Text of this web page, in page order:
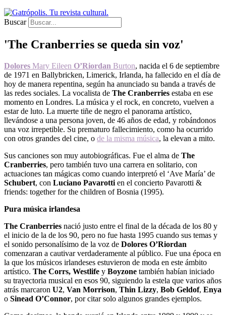
Buscar
'The Cranberries se queda sin voz'
Dolores Mary Eileen O’Riordan Burton, nacida el 6 de septiembre
de 1971 en Ballybricken, Limerick, Irlanda, ha fallecido en el día de
hoy de manera repentina, según ha anunciado su banda a través de
las redes sociales. La vocalista de The Cranberries estaba en ese
momento en Londres. La música y el rock, en concreto, vuelven a
estar de luto. La muerte tiñe de negro el panorama artístico,
llevándose a una persona joven, de 46 años de edad, y robándonos
una voz irrepetible. Su prematuro fallecimiento, como ha ocurrido
con otros grandes del cine, o de la misma música, la elevan a mito.
Sus canciones son muy autobiográficas. Fue el alma de The
Cranberries, pero también tuvo una carrera en solitario, con
actuaciones tan mágicas como cuando interpretó el ‘Ave María’ de
Schubert, con Luciano Pavarotti en el concierto Pavarotti &
friends: together for the children of Bosnia (1995).
Pura música irlandesa
The Cranberries nació justo entre el final de la década de los 80 y
el inicio de la de los 90, pero no fue hasta 1995 cuando sus temas y
el sonido personalísimo de la voz de Dolores O’Riordan
comenzaran a cautivar verdaderamente al público. Fue una época en
la que los músicos irlandeses estuvieron de moda en este ámbito
artístico. The Corrs, Westlife y Boyzone también habían iniciado
su trayectoria musical en esos 90, siguiendo la estela que varios años
atrás marcaron U2, Van Morrison, Thin Lizzy, Bob Geldof, Enya
o Sinead O’Connor, por citar solo algunos grandes ejemplos.